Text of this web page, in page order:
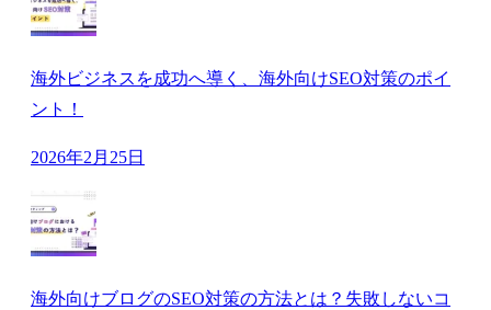
海外ビジネスを成功へ導く、海外向けSEO対策のポイ
ント！
2026年2月25日
海外向けブログのSEO対策の方法とは？失敗しないコ